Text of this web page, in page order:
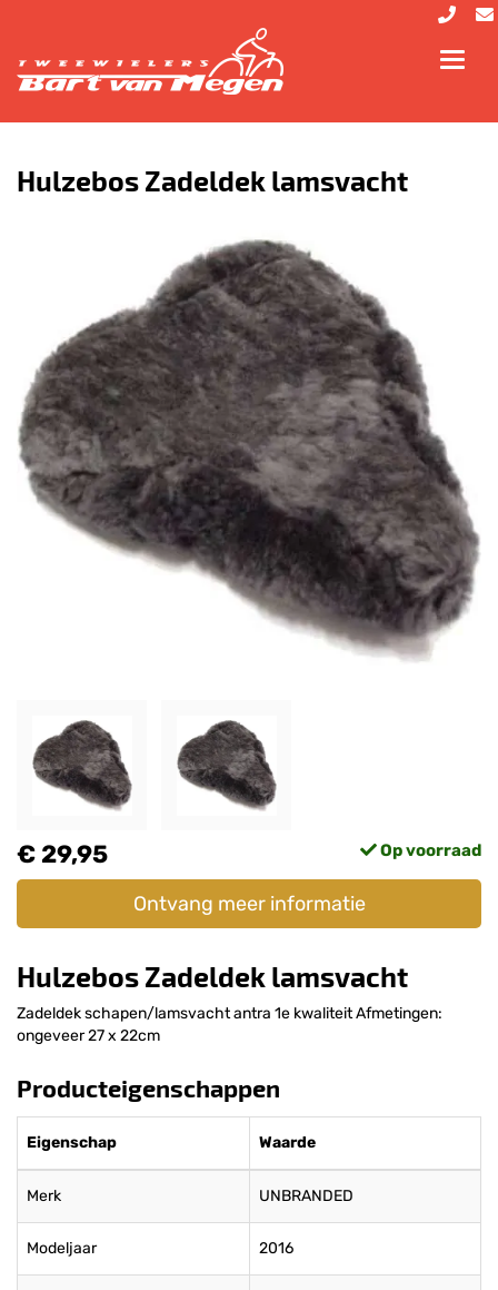
Hulzebos Zadeldek lamsvacht
€ 29,95 Op voorraad
Ontvang meer informatie
Hulzebos Zadeldek lamsvacht
Zadeldek schapen/lamsvacht antra 1e kwaliteit Afmetingen:
ongeveer 27 x 22cm
Producteigenschappen
Eigenschap Waarde
Merk UNBRANDED
Modeljaar 2016